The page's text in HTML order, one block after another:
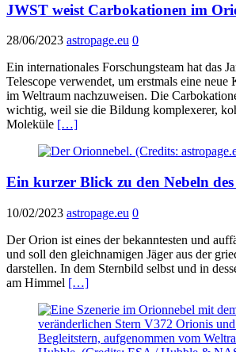
JWST weist Carbokationen im
28/06/2023 astropage.eu 0
Ein internationales Forschungsteam hat das
Telescope verwendet, um erstmals eine
im Weltraum nachzuweisen. Die
wichtig, weil sie die Bildung komplexerer,
Moleküle […]
Ein kurzer Blick zu den Nebeln
10/02/2023 astropage.eu 0
Der Orion ist eines der bekanntesten und
und soll den gleichnamigen Jäger aus der
darstellen. In dem Sternbild selbst und in
am Himmel […]